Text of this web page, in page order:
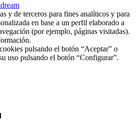
y de terceros para fines analíticos y para
en base a un perfil elaborado a
(por ejemplo, páginas visitadas).
pulsando el botón “Aceptar” o
uso pulsando el botón “Configurar”.